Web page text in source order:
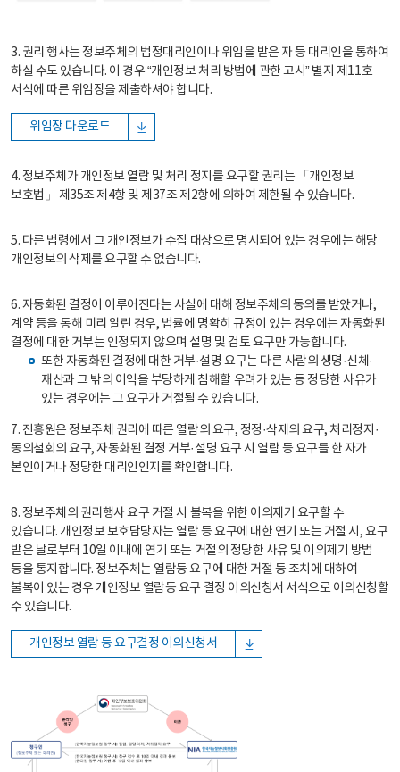
3. 권리 행사는 정보주체의 법정대리인이나 위임을 받은 자 등 대리인을 통하여
하실 수도 있습니다. 이 경우 “개인정보 처리 방법에 관한 고시” 별지 제11호
서식에 따른 위임장을 제출하셔야 합니다.
위임장 다운로드
4. 정보주체가 개인정보 열람 및 처리 정지를 요구할 권리는 「개인정보
보호법」 제35조 제4항 및 제37조 제2항에 의하여 제한될 수 있습니다.
5. 다른 법령에서 그 개인정보가 수집 대상으로 명시되어 있는 경우에는 해당
개인정보의 삭제를 요구할 수 없습니다.
6. 자동화된 결정이 이루어진다는 사실에 대해 정보주체의 동의를 받았거나,
계약 등을 통해 미리 알린 경우, 법률에 명확히 규정이 있는 경우에는 자동화된
결정에 대한 거부는 인정되지 않으며 설명 및 검토 요구만 가능합니다.
또한 자동화된 결정에 대한 거부·설명 요구는 다른 사람의 생명·신체·
재산과 그 밖의 이익을 부당하게 침해할 우려가 있는 등 정당한 사유가
있는 경우에는 그 요구가 거절될 수 있습니다.
7. 진흥원은 정보주체 권리에 따른 열람의 요구, 정정·삭제의 요구, 처리정지·
동의철회의 요구, 자동화된 결정 거부·설명 요구 시 열람 등 요구를 한 자가
본인이거나 정당한 대리인인지를 확인합니다.
8. 정보주체의 권리행사 요구 거절 시 불복을 위한 이의제기 요구할 수
있습니다. 개인정보 보호담당자는 열람 등 요구에 대한 연기 또는 거절 시, 요구
받은 날로부터 10일 이내에 연기 또는 거절의 정당한 사유 및 이의제기 방법
등을 통지합니다. 정보주체는 열람등 요구에 대한 거절 등 조치에 대하여
불복이 있는 경우 개인정보 열람등 요구 결정 이의신청서 서식으로 이의신청할
수 있습니다.
개인정보 열람 등 요구결정 이의신청서